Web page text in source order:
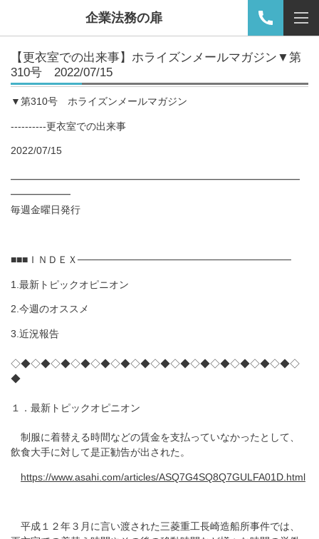
企業法務の扉
【更衣室での出来事】ホライズンメールマガジン▼第
310号 2022/07/15
▼第310号 ホライズンメールマガジン
----------更衣室での出来事
2022/07/15
━━━━━━━━━━━━━━━━━━━━━━━━━━━━━
━━━━━━
毎週金曜日発行
■■■ＩＮＤＥＸ──────────────────────────────
1.最新トピックオピニオン
2.今週のオススメ
3.近況報告
◇◆◇◆◇◆◇◆◇◆◇◆◇◆◇◆◇◆◇◆◇◆◇◆◇◆◇◆◇
◆
１．最新トピックオピニオン
制服に着替える時間などの賃金を支払っていなかったとして、
飲食大手に対して是正勧告が出された。
https://www.asahi.com/articles/ASQ7G4SQ8Q7GULFA01D.html
平成１２年３月に言い渡された三菱重工長崎造船所事件では、